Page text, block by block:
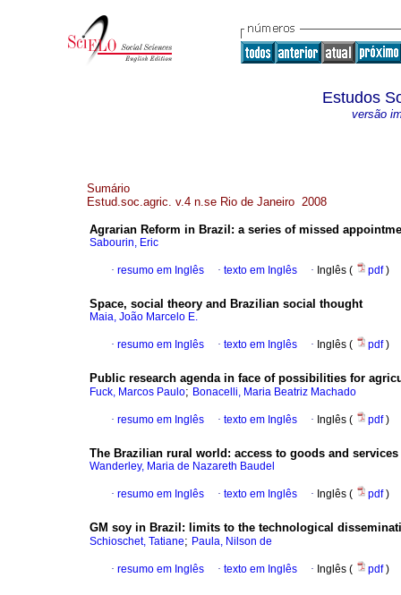
Estudos
versão
Sumário
Estud.soc.agric. v.4 n.se Rio de Janeiro 2008
Agrarian Reform in Brazil : a series of missed
Sabourin, Eric
· resumo em Inglês · texto em Inglês · Inglês ( pdf)
Space, social theory and Brazilian social thought
Maia, João Marcelo E.
· resumo em Inglês · texto em Inglês · Inglês ( pdf)
Public research agenda in face of possibilities for
Fuck, Marcos Paulo; Bonacelli, Maria Beatriz Machado
· resumo em Inglês · texto em Inglês · Inglês ( pdf)
The Brazilian rural world : access to goods and
Wanderley, Maria de Nazareth Baudel
· resumo em Inglês · texto em Inglês · Inglês ( pdf)
GM soy in Brazil : limits to the technological
Schioschet, Tatiane; Paula, Nilson de
· resumo em Inglês · texto em Inglês · Inglês ( pdf)